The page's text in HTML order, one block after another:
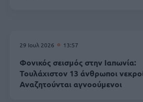
29 Ιουλ 2026 13:57
Φονικός σεισμός στην Ιαπωνία:
Τουλάχιστον 13 άνθρωποι
Αναζητούνται αγνοούμενοι